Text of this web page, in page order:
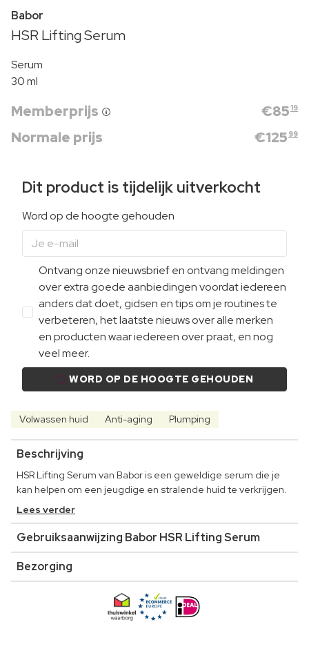
Babor
HSR Lifting Serum
Serum
30 ml
Memberprijs €8519
Normale prijs €125 99
Dit product is tijdelijk uitverkocht
Word op de hoogte gehouden
Ontvang onze nieuwsbrief en ontvang meldingen
over extra goede aanbiedingen voordat iedereen
anders dat doet, gidsen en tips om je routines te
verbeteren, het laatste nieuws over alle merken
en producten waar iedereen over praat, en nog
veel meer.
WORD OP DE HOOGTE GEHOUDEN
Volwassen huid Anti-aging Plumping
Beschrijving
HSR Lifting Serum van Babor is een geweldige serum die je
kan helpen om een jeugdige en stralende huid te verkrijgen.
Lees verder
Gebruiksaanwijzing Babor HSR Lifting Serum
Bezorging